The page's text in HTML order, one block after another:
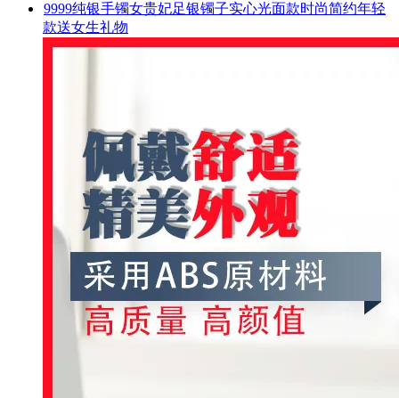
9999纯银手镯女贵妃足银镯子实心光面款时尚简约年轻
款送女生礼物